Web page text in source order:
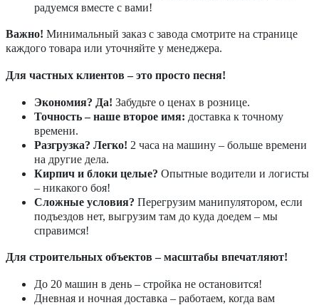
радуемся вместе с вами!
Важно! Минимальный заказ с завода смотрите на странице
каждого товара или уточняйте у менеджера.
Для частных клиентов – это просто песня!
Экономия? Да! Забудьте о ценах в рознице.
Точность – наше второе имя: доставка к точному
времени.
Разгрузка? Легко! 2 часа на машину – больше времени
на другие дела.
Кирпич и блоки целые? Опытные водители и логисты
– никакого боя!
Сложные условия? Перегрузим манипулятором, если
подъездов нет, выгрузим там до куда доедем – мы
справимся!
Для строительных объектов – масштабы впечатляют!
До 20 машин в день – стройка не остановится!
Дневная и ночная доставка – работаем, когда вам